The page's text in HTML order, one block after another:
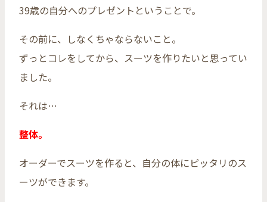
39歳の自分へのプレゼントということで。
その前に、しなくちゃならないこと。
ずっとコレをしてから、スーツを作りたいと思ってい
ました。
それは…
整体。
オーダーでスーツを作ると、自分の体にピッタリのス
ーツができます。